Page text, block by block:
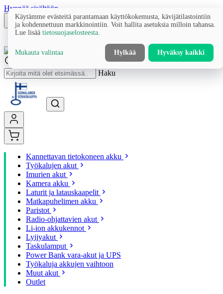
Hyppää sisältöön
Haku
Kannettavan tietokoneen akku
Työkalujen akut
Imurien akut
Kamera akku
Laturit ja latauskaapelit
Matkapuhelimen akku
Paristot
Radio-ohjattavien akut
Li-ion akkukennot
Lyijyakut
Taskulamput
Power Bank vara-akut ja UPS
Työkaluja akkujen vaihtoon
Muut akut
Outlet
Käytämme evästeitä parantamaan käyttökokemusta, kävijätilastointiin
ja kohdennettuun markkinointiin. Voit hallita asetuksia milloin tahansa.
Lue lisää tietosuojaselosteesta
Mukauta valintaa Hylkää Hyväksy kaikki